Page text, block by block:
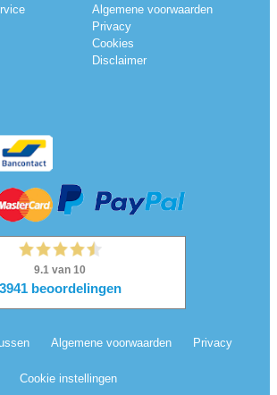
Algemene voorwaarden
Privacy
Cookies
Disclaimer
Algemene voorwaarden Privacy
Cookie instellingen